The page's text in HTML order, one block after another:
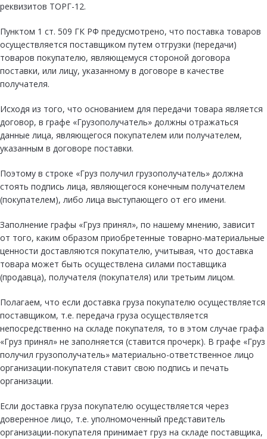
реквизитов ТОРГ-12.
Пунктом 1 ст. 509 ГК РФ предусмотрено, что поставка товаров
осуществляется поставщиком путем отгрузки (передачи)
товаров покупателю, являющемуся стороной договора
поставки, или лицу, указанному в договоре в качестве
получателя.
Исходя из того, что основанием для передачи товара является
договор, в графе «Грузополучатель» должны отражаться
данные лица, являющегося покупателем или получателем,
указанным в договоре поставки.
Поэтому в строке «Груз получил грузополучатель» должна
стоять подпись лица, являющегося конечным получателем
(покупателем), либо лица выступающего от его имени.
Заполнение графы «Груз принял», по нашему мнению, зависит
от того, каким образом приобретенные товарно-материальные
ценности доставляются покупателю, учитывая, что доставка
товара может быть осуществлена силами поставщика
(продавца), получателя (покупателя) или третьим лицом.
Полагаем, что если доставка груза покупателю осуществляется
поставщиком, т.е. передача груза осуществляется
непосредственно на складе покупателя, то в этом случае графа
«Груз принял» не заполняется (ставится прочерк). В графе «Груз
получил грузополучатель» материально-ответственное лицо
организации-покупателя ставит свою подпись и печать
организации.
Если доставка груза покупателю осуществляется через
доверенное лицо, т.е. уполномоченный представитель
организации-покупателя принимает груз на складе поставщика,